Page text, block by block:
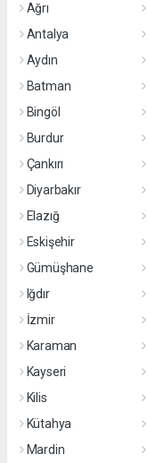
Ağrı
Antalya
Aydın
Batman
Bingöl
Burdur
Çankırı
Diyarbakır
Elazığ
Eskişehir
Gümüşhane
Iğdır
İzmir
Karaman
Kayseri
Kilis
Kütahya
Mardin